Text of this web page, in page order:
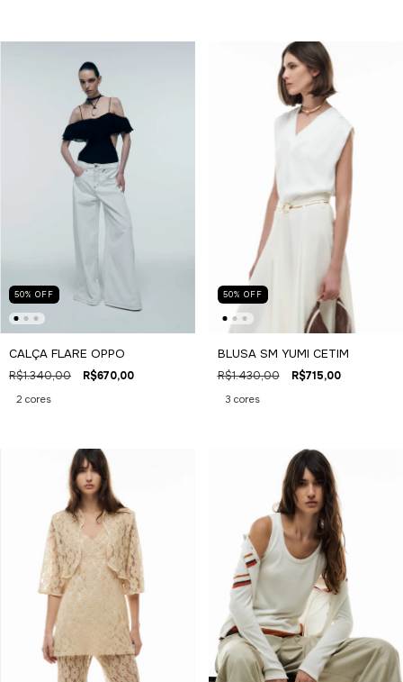
50% OFF
CALÇA FLARE OPPO
R$1.340,00 R$670,00
2 cores
50% OFF
BLUSA SM YUMI CETIM
R$1.430,00 R$715,00
3 cores